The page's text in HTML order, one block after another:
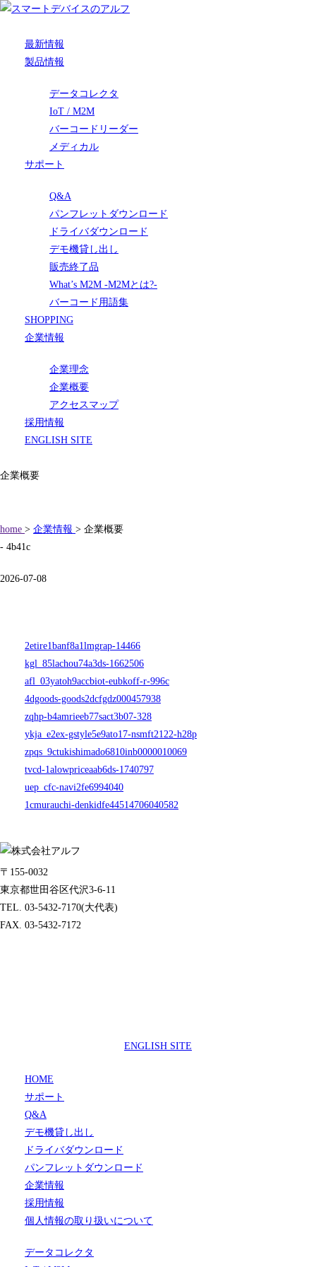
最新情報
製品情報
データコレクタ
IoT / M2M
バーコードリーダー
メディカル
サポート
Q&A
パンフレットダウンロード
ドライバダウンロード
デモ機貸し出し
販売終了品
What’s M2M -M2Mとは?-
バーコード用語集
SHOPPING
企業情報
企業理念
企業概要
アクセスマップ
採用情報
ENGLISH SITE
企業概要
home > 企業情報 > 企業概要
- 4b41c
2026-07-08
2etire1banf8a1lmgrap-14466
kgl_85lachou74a3ds-1662506
afl_03yatoh9accbiot-eubkoff-r-996c
4dgoods-goods2dcfgdz000457938
zqhp-b4amrieeb77sact3b07-328
ykja_e2ex-gstyle5e9ato17-nsmft2122-h28p
zpqs_9ctukishimado6810inb0000010069
tvcd-1alowpriceaab6ds-1740797
uep_cfc-navi2fe6994040
1cmurauchi-denkidfe44514706040582
〒155-0032
東京都世田谷区代沢3-6-11
TEL. 03-5432-7170(大代表)
FAX. 03-5432-7172
ENGLISH SITE
HOME
サポート
Q&A
デモ機貸し出し
ドライバダウンロード
パンフレットダウンロード
企業情報
採用情報
個人情報の取り扱いについて
データコレクタ